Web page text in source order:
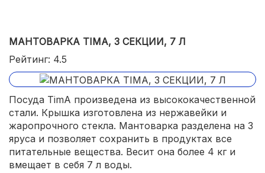
МАНТОВАРКА TIMA, 3 СЕКЦИИ, 7 Л
Рейтинг: 4.5
Посуда TimA произведена из высококачественной
стали. Крышка изготовлена из нержавейки и
жаропрочного стекла. Мантоварка разделена на 3
яруса и позволяет сохранить в продуктах все
питательные вещества. Весит она более 4 кг и
вмещает в себя 7 л воды.